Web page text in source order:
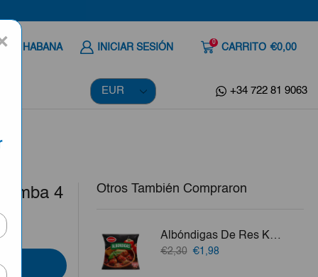
A LA HABANA INICIAR SESIÓN 0 CARRITO €0,00
+34 722 81 9063
4
Otros También Compraron
Albóndigas De Res Karmac 300g
€2,30 El
€1,98El